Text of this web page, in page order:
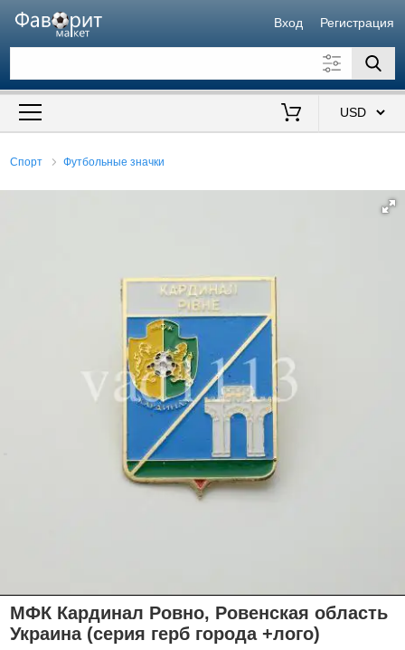
Вход Регистрация
Искать также в описании
Спорт Футбольные значки
МФК Кардинал Ровно, Ровенская область
Украина (серия герб города +лого)